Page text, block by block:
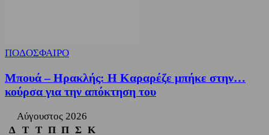
ΠΟΔΟΣΦΑΙΡΟ
Μπουά – Ηρακλής: Η Καραρέζε μπήκε στην…
κούρσα για την απόκτηση του
Αύγουστος 2026
Δ
Τ Τ Π Π Σ Κ